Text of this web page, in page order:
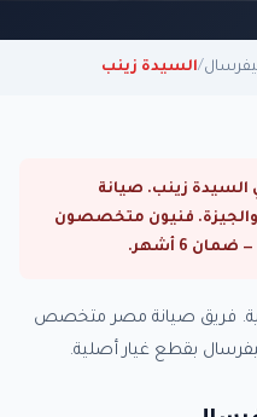
/السيدة زينب
زينب. صيانة
والجيزة. فنيون متخصصون
فريق صيانة مصر متخصص
بقطع غيار أصلية.